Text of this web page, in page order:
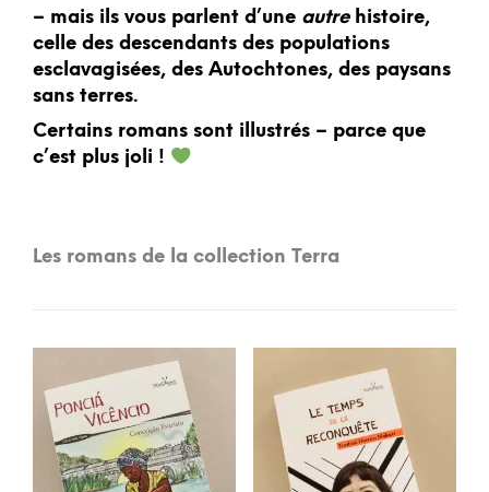
– mais ils vous parlent d’une autrehistoire,
celle des descendants des populations
esclavagisées, des Autochtones, des paysans
sans terres.
Certains romans sont illustrés – parce que
c’est plus joli !
Les romans de la collection Terra